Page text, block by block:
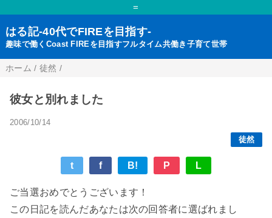
=
はる記-40代でFIREを目指す-
趣味で働くCoast FIREを目指すフルタイム共働き子育て世帯
ホーム / 徒然 /
彼女と別れました
2006/10/14
徒然
t f B! P L
ご当選おめでとうございます！
この日記を読んだあなたは次の回答者に選ばれまし